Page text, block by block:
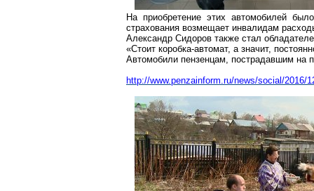
На приобретение этих автомобилей
страхования возмещает инвалидам
Александр Сидоров также стал
«Стоит коробка-автомат, а значит,
Автомобили пензенцам, пострадавшим на
http://www.penzainform.ru/news/social/2016/